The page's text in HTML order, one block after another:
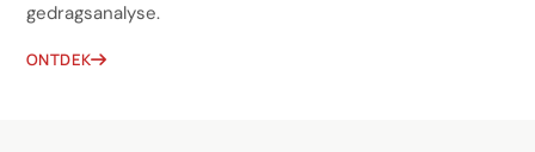
gedragsanalyse.
ONTDEK